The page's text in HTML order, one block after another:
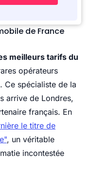
de France
meilleurs tarifs du
opérateurs
Ce spécialiste de la
arrive de Londres,
français. En
le titre de
, un véritable
incontestée